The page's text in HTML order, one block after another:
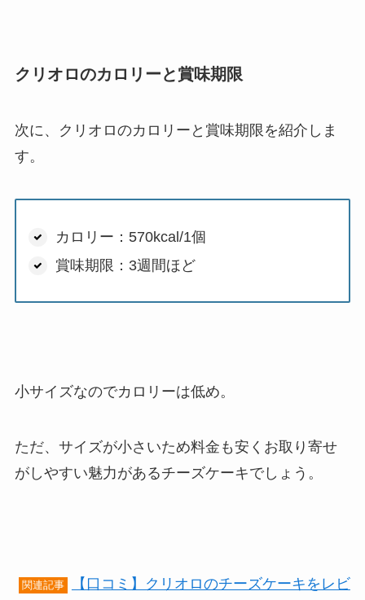
クリオロのカロリーと賞味期限
次に、クリオロのカロリーと賞味期限を紹介しま
す。
カロリー：570kcal/1個
賞味期限：3週間ほど
小サイズなのでカロリーは低め。
ただ、サイズが小さいため料金も安くお取り寄せ
がしやすい魅力があるチーズケーキでしょう。
関連記事
【口コミ】クリオロのチーズケーキをレビ